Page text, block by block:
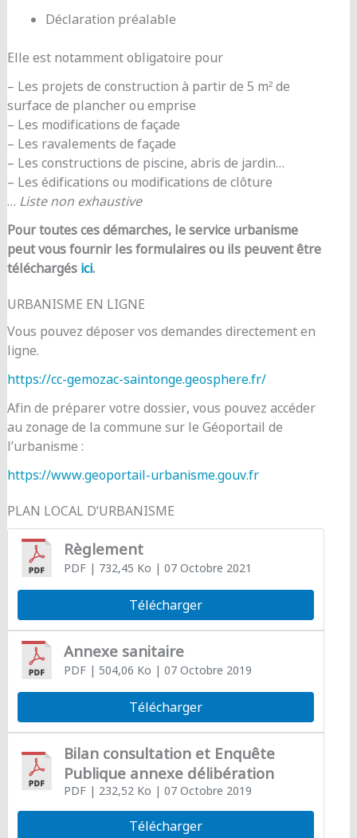
Déclaration préalable
Elle est notamment obligatoire pour
– Les projets de construction à partir de 5 m² de
surface de plancher ou emprise
– Les modifications de façade
– Les ravalements de façade
– Les constructions de piscine, abris de jardin…
– Les édifications ou modifications de clôture
… Liste non exhaustive
Pour toutes ces démarches, le service urbanisme
peut vous fournir les formulaires ou ils peuvent être
téléchargés ici.
URBANISME EN LIGNE
Vous pouvez déposer vos demandes directement en
ligne.
https://cc-gemozac-saintonge.geosphere.fr/
Afin de préparer votre dossier, vous pouvez accéder
au zonage de la commune sur le Géoportail de
l’urbanisme :
https://www.geoportail-urbanisme.gouv.fr
PLAN LOCAL D’URBANISME
Règlement
PDF| 732,45 Ko | 07 Octobre 2021
Télécharger
Annexe sanitaire
PDF| 504,06 Ko | 07 Octobre 2019
Télécharger
Bilan consultation et Enquête
Publique annexe délibération
PDF| 232,52 Ko | 07 Octobre 2019
Télécharger